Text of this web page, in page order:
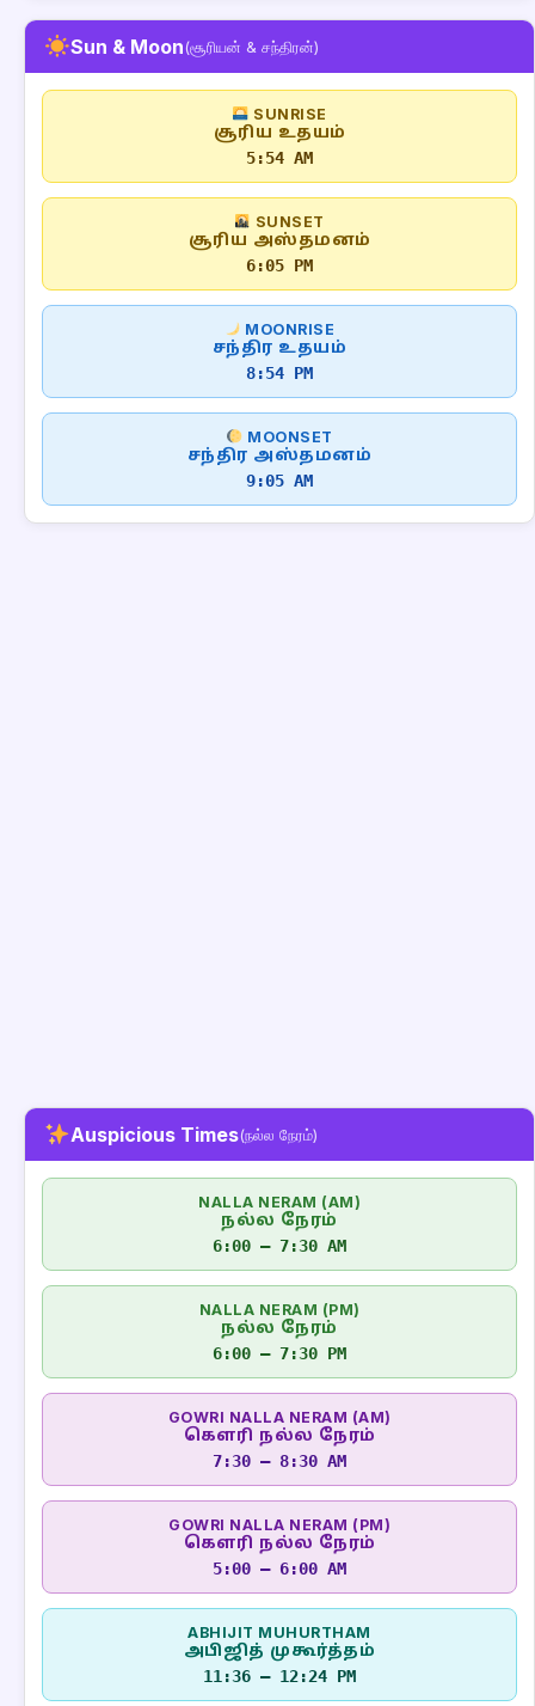
Sun & Moon(சூரியன் & சந்திரன்)
SUNRISE
சூரிய உதயம்
5:54 AM
SUNSET
சூரிய அஸ்தமனம்
6:05 PM
MOONRISE
சந்திர உதயம்
8:54 PM
MOONSET
சந்திர அஸ்தமனம்
9:05 AM
Auspicious Times(நல்ல நேரம்)
NALLA NERAM (AM)
நல்ல நேரம்
6:00 – 7:30 AM
NALLA NERAM (PM)
நல்ல நேரம்
6:00 – 7:30 PM
GOWRI NALLA NERAM (AM)
கௌரி நல்ல நேரம்
7:30 – 8:30 AM
GOWRI NALLA NERAM (PM)
கௌரி நல்ல நேரம்
5:00 – 6:00 AM
ABHIJIT MUHURTHAM
அபிஜித் முகூர்த்தம்
11:36 – 12:24 PM